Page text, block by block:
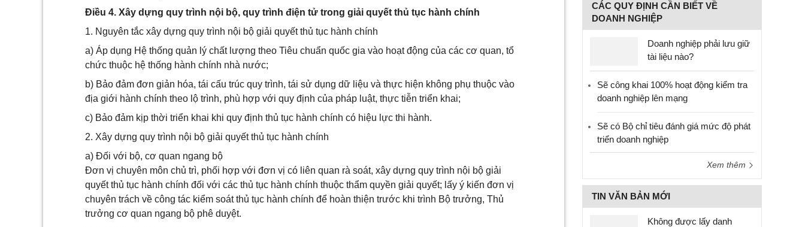
Điều 4. Xây dựng quy trình nội bộ, quy trình điện tử trong giải quyết thủ tục hành chính
1. Nguyên tắc xây dựng quy trình nội bộ giải quyết thủ tục hành chính
a) Áp dụng Hệ thống quản lý chất lượng theo Tiêu chuẩn quốc gia vào hoạt động của các cơ quan, tổ
chức thuộc hệ thống hành chính nhà nước;
b) Bảo đảm đơn giản hóa, tái cấu trúc quy trình, tái sử dụng dữ liệu và thực hiện không phụ thuộc vào
địa giới hành chính theo lộ trình, phù hợp với quy định của pháp luật, thực tiễn triển khai;
c) Bảo đảm kịp thời triển khai khi quy định thủ tục hành chính có hiệu lực thi hành.
2. Xây dựng quy trình nội bộ giải quyết thủ tục hành chính
a) Đối với bộ, cơ quan ngang bộ
Đơn vị chuyên môn chủ trì, phối hợp với đơn vị có liên quan rà soát, xây dựng quy trình nội bộ giải
quyết thủ tục hành chính đối với các thủ tục hành chính thuộc thẩm quyền giải quyết; lấy ý kiến đơn vị
chuyên trách về công tác kiểm soát thủ tục hành chính để hoàn thiện trước khi trình Bộ trưởng, Thủ
trưởng cơ quan ngang bộ phê duyệt.
CÁC QUY ĐỊNH CẦN BIẾT VỀ
DOANH NGHIỆP
Doanh nghiệp phải lưu giữ
tài liệu nào?
Sẽ công khai 100% hoạt động kiểm tra
doanh nghiệp lên mạng
Sẽ có Bộ chỉ tiêu đánh giá mức độ phát
triển doanh nghiệp
Xem thêm
TIN VĂN BẢN MỚI
Không được lấy danh